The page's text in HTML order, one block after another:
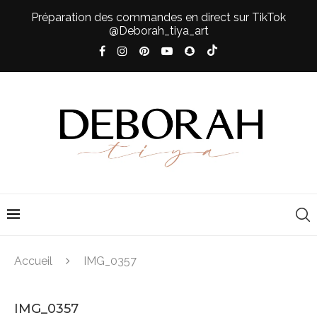
Préparation des commandes en direct sur TikTok
@Deborah_tiya_art
Accueil IMG_0357
IMG_0357